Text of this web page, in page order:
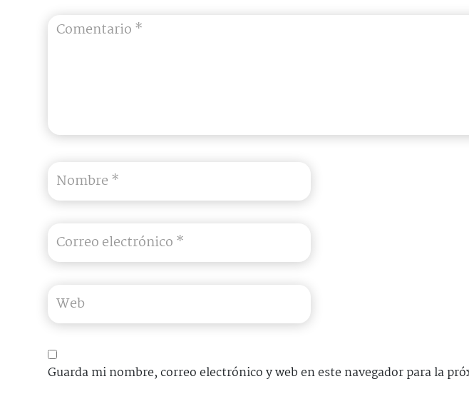
Guarda mi nombre, correo electrónico y web en este navegador para la